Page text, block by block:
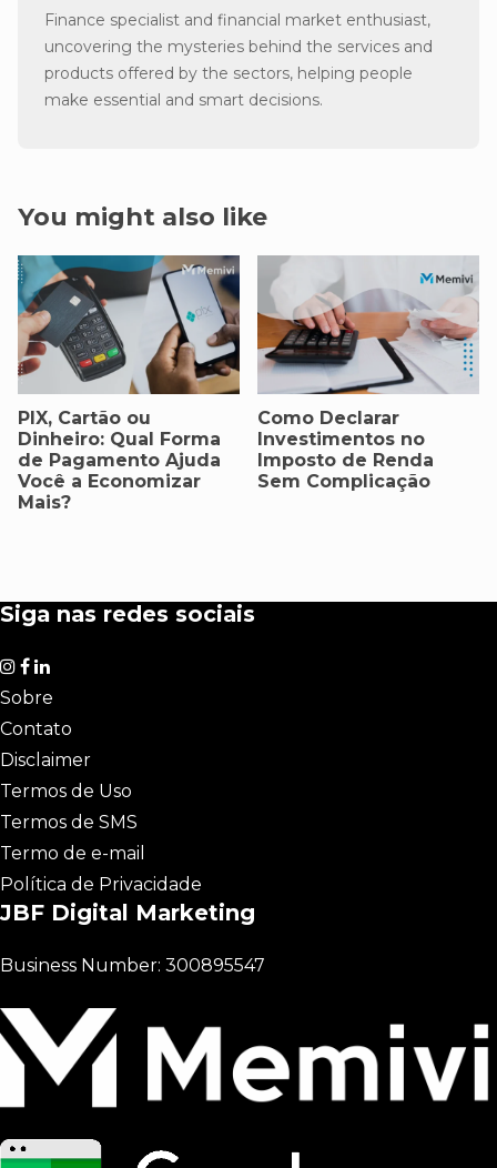
Finance specialist and financial market enthusiast,
uncovering the mysteries behind the services and
products offered by the sectors, helping people
make essential and smart decisions.
You might also like
PIX, Cartão ou
Dinheiro: Qual Forma
de Pagamento Ajuda
Você a Economizar
Mais?
Como Declarar
Investimentos no
Imposto de Renda
Sem Complicação
Siga nas redes sociais
Sobre
Contato
Disclaimer
Termos de Uso
Termos de SMS
Termo de e-mail
Política de Privacidade
JBF Digital Marketing
Business Number: 300895547